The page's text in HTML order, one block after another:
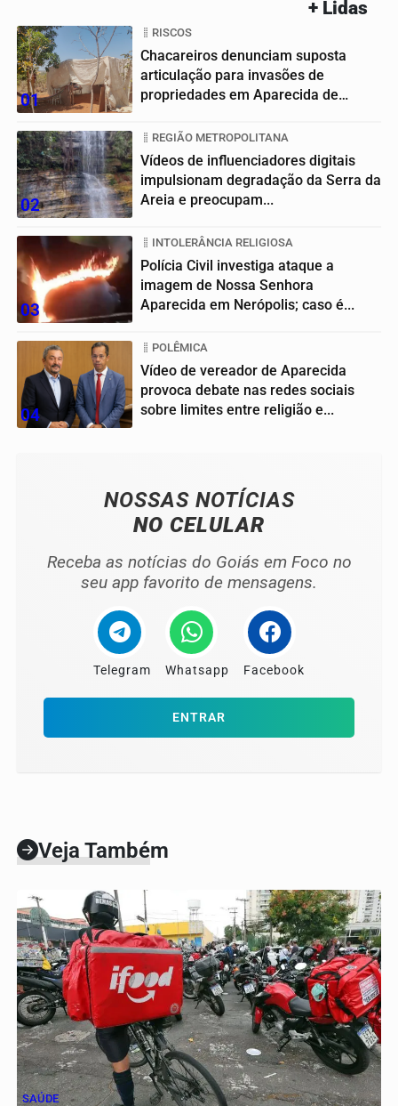
+ Lidas
01
RISCOS
Chacareiros denunciam suposta
articulação para invasões de
propriedades em Aparecida de
02
REGIÃO METROPOLITANA
Vídeos de influenciadores digitais
impulsionam degradação da Serra da
Areia e preocupam...
03
INTOLERÂNCIA RELIGIOSA
Polícia Civil investiga ataque a
imagem de Nossa Senhora
Aparecida em Nerópolis; caso é...
04
POLÊMICA
Vídeo de vereador de Aparecida
provoca debate nas redes sociais
sobre limites entre religião e...
NOSSAS NOTÍCIAS
NO CELULAR
Receba as notícias do Goiás em Foco no
seu app favorito de mensagens.
Telegram Whatsapp Facebook
ENTRAR
Veja Também
SAÚDE